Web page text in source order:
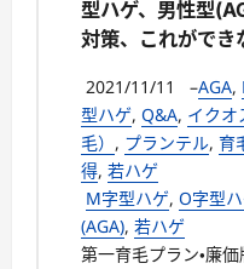
型ハゲ、男性型
対策、これができ
2021/11/11 –AGA,
型ハゲ, Q&A, イクオ
毛） , プランテル, 育
得, 若ハゲ
M字型ハゲ, O字型
(AGA), 若ハゲ
第一育毛プラン・廉